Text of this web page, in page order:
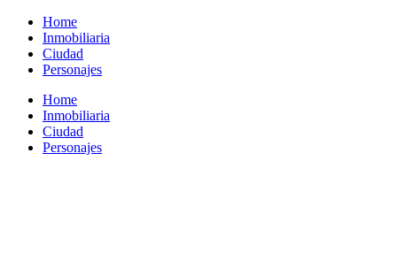
contenido
Home
Inmobiliaria
Ciudad
Personajes
Home
Inmobiliaria
Ciudad
Personajes